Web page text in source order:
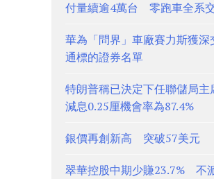
付量續逾4萬台 零跑車全系
華為「問界」車廠賽力斯獲深
通標的證券名單
特朗普稱已決定下任聯儲局
減息0.25厘機會率為87.4%
銀價再創新高 突破57美元
翠華控股中期少賺23.7%